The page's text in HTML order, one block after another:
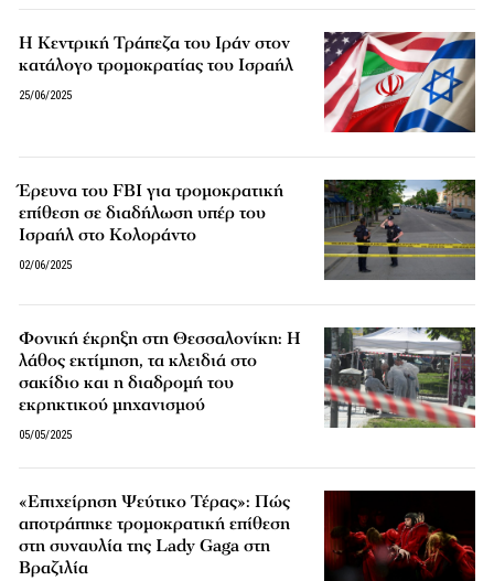
Η Κεντρική Τράπεζα του Ιράν στον
κατάλογο τρομοκρατίας του Ισραήλ
25/06/2025
Έρευνα του FBI για τρομοκρατική
επίθεση σε διαδήλωση υπέρ του
Ισραήλ στο Κολοράντο
02/06/2025
Φονική έκρηξη στη Θεσσαλονίκη: Η
λάθος εκτίμηση, τα κλειδιά στο
σακίδιο και η διαδρομή του
εκρηκτικού μηχανισμού
05/05/2025
«Επιχείρηση Ψεύτικο Τέρας»: Πώς
αποτράπηκε τρομοκρατική επίθεση
στη συναυλία της Lady Gaga στη
Βραζιλία